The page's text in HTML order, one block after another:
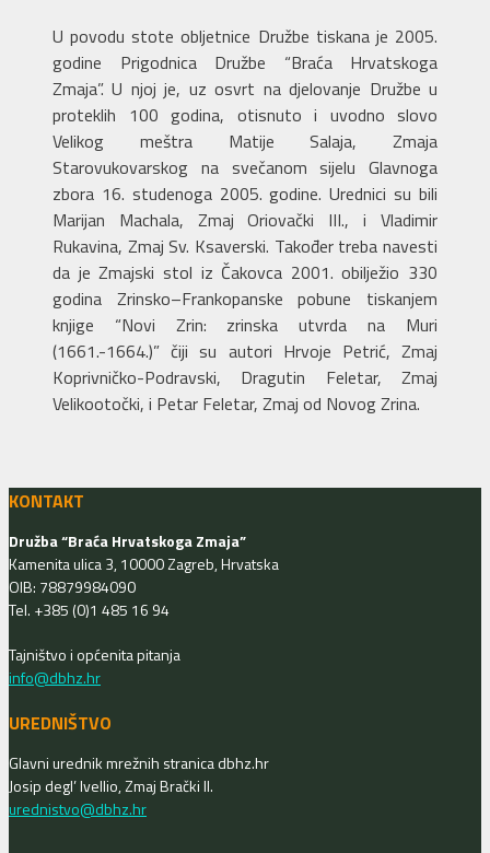
U povodu stote obljetnice Družbe tiskana je 2005.
godine Prigodnica Družbe “Braća Hrvatskoga
Zmaja”. U njoj je, uz osvrt na djelovanje Družbe u
proteklih 100 godina, otisnuto i uvodno slovo
Velikog meštra Matije Salaja, Zmaja
Starovukovarskog na svečanom sijelu Glavnoga
zbora 16. studenoga 2005. godine. Urednici su bili
Marijan Machala, Zmaj Oriovački III., i Vladimir
Rukavina, Zmaj Sv. Ksaverski. Također treba navesti
da je Zmajski stol iz Čakovca 2001. obilježio 330
godina Zrinsko–Frankopanske pobune tiskanjem
knjige “Novi Zrin: zrinska utvrda na Muri
(1661.-1664.)” čiji su autori Hrvoje Petrić, Zmaj
Koprivničko-Podravski, Dragutin Feletar, Zmaj
Velikootočki, i Petar Feletar, Zmaj od Novog Zrina.
KONTAKT
Družba “Braća Hrvatskoga Zmaja”
Kamenita ulica 3, 10000 Zagreb, Hrvatska
OIB: 78879984090
Tel. +385 (0)1 485 16 94
Tajništvo i općenita pitanja
info@dbhz.hr
UREDNIŠTVO
Glavni urednik mrežnih stranica dbhz.hr
Josip degl’ Ivellio, Zmaj Brački II.
urednistvo@dbhz.hr